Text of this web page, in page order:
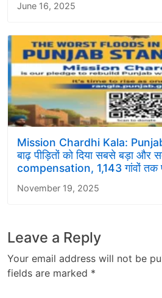
June 16, 2025
Mission Chardhi Kala:
बाढ़ पीड़ितों को दिया सबसे बड़ा और
compensation, 1,143 गांवों तक
November 19, 2025
Leave a Reply
Your email address will not be
fields are marked *